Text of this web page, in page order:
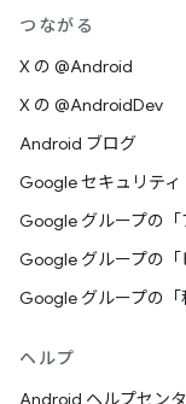
つながる
X の @Android
X の @AndroidDev
Android ブログ
Google セキュリティ
Google グループの
Google グループの「
Google グループの「
ヘルプ
Android ヘルプセン